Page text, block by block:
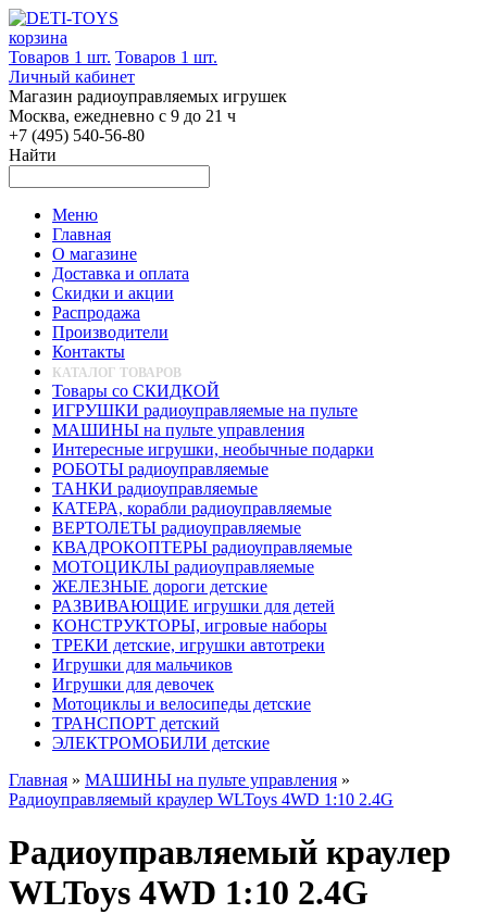
корзина
Товаров 1 шт. Товаров 1 шт.
Личный кабинет
Магазин радиоуправляемых игрушек
Москва, ежедневно с 9 до 21 ч
+7 (495) 540-56-80
Найти
Меню
Главная
О магазине
Доставка и оплата
Скидки и акции
Распродажа
Производители
Контакты
КАТАЛОГ ТОВАРОВ
Товары со СКИДКОЙ
ИГРУШКИ радиоуправляемые на пульте
МАШИНЫ на пульте управления
Интересные игрушки, необычные подарки
РОБОТЫ радиоуправляемые
ТАНКИ радиоуправляемые
КАТЕРА, корабли радиоуправляемые
ВЕРТОЛЕТЫ радиоуправляемые
КВАДРОКОПТЕРЫ радиоуправляемые
МОТОЦИКЛЫ радиоуправляемые
ЖЕЛЕЗНЫЕ дороги детские
РАЗВИВАЮЩИЕ игрушки для детей
КОНСТРУКТОРЫ, игровые наборы
ТРЕКИ детские, игрушки автотреки
Игрушки для мальчиков
Игрушки для девочек
Мотоциклы и велосипеды детские
ТРАНСПОРТ детский
ЭЛЕКТРОМОБИЛИ детские
Главная » МАШИНЫ на пульте управления »
Радиоуправляемый краулер WLToys 4WD 1:10 2.4G
Радиоуправляемый краулер
WLToys 4WD 1:10 2.4G